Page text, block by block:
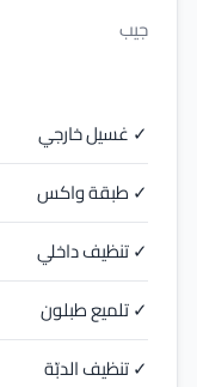
جيب
✓ غسيل خارجي
✓ طبقة واكس
✓ تنظيف داخلي
✓ تلميع طبلون
✓ تنظيف الدبّة